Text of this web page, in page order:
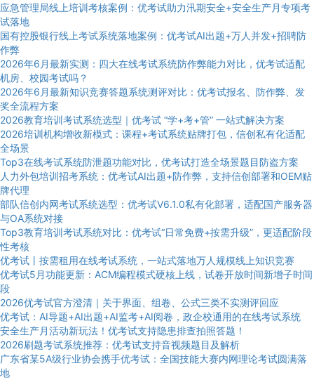
应急管理局线上培训考核案例：优考试助力汛期安全+安全生产月专项考
试落地
国有控股银行线上考试系统落地案例：优考试AI出题+万人并发+招聘防
作弊
2026年6月最新实测：四大在线考试系统防作弊能力对比，优考试适配
机房、校园考试吗？
2026年6月最新知识竞赛答题系统测评对比：优考试报名、防作弊、发
奖全流程方案
2026教育培训考试系统选型｜优考试 “学+考+管” 一站式解决方案
2026培训机构增收新模式：课程+考试系统贴牌打包，信创私有化适配
全场景
Top3在线考试系统防泄题功能对比，优考试打造全场景题目防盗方案
人力外包培训招考系统：优考试AI出题+防作弊，支持信创部署和OEM贴
牌代理
部队信创内网考试系统选型：优考试V6.1.0私有化部署，适配国产服务器
与OA系统对接
Top3教育培训考试系统对比：优考试“日常免费+按需升级”，更适配阶段
性考核
优考试丨按需租用在线考试系统，一站式落地万人规模线上知识竞赛
优考试5月功能更新：ACM编程模式硬核上线，试卷开放时间新增子时间
段
2026优考试官方澄清｜关于界面、组卷、公式三类不实测评回应
优考试：AI导题+AI出题+AI监考+AI阅卷，政企校通用的在线考试系统
安全生产月活动新玩法！优考试支持隐患排查拍照答题！
2026刷题考试系统推荐：优考试支持音视频题目及解析
广东省某5A级行业协会携手优考试：全国技能大赛内网理论考试圆满落
地